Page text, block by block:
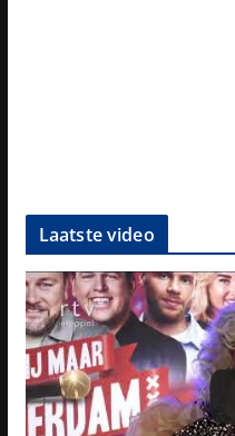
Laatste video